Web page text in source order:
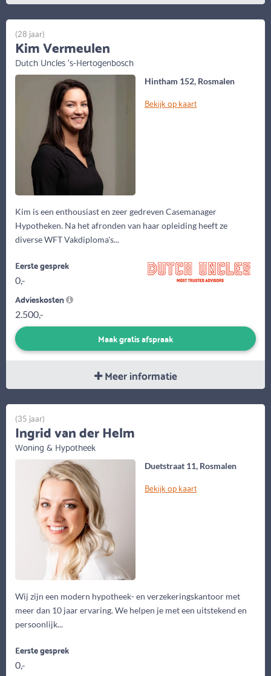
Hintham 152, Rosmalen
Bekijk op kaart
Kim is een enthousiast en zeer gedreven Casemanager
Hypotheken. Na het afronden van haar opleiding heeft ze
diverse WFT Vakdiploma's...
(28 jaar)
Kim Vermeulen
Dutch Uncles 's-Hertogenbosch
Eerste gesprek
0,-
Advieskosten
2.500,-
Maak gratis afspraak
Meer informatie
Duetstraat 11, Rosmalen
Bekijk op kaart
Wij zijn een modern hypotheek- en verzekeringskantoor met
meer dan 10 jaar ervaring. We helpen je met een uitstekend en
persoonlijk...
(35 jaar)
Ingrid van der Helm
Woning & Hypotheek
Eerste gesprek
0,-